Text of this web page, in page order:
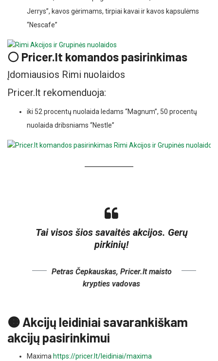
Jerrys”, kavos gėrimams, tirpiai kavai ir kavos kapsulėms
“Nescafe”
⚪ Pricer.lt komandos pasirinkimas
Įdomiausios Rimi nuolaidos
Pricer.lt rekomenduoja:
iki 52 procentų nuolaida ledams “Magnum”, 50 procentų
nuolaida dribsniams “Nestle”
Tai visos šios savaitės akcijos. Gerų
pirkinių!
Petras Čepkauskas, Pricer.lt maisto
krypties vadovas
🟠 Akcijų leidiniai savarankiškam
akcijų pasirinkimui
Maxima https://pricer.lt/leidiniai/maxima